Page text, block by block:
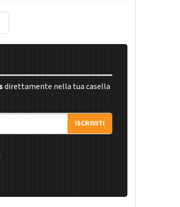
direttamente nella tua casella
ISCRIVITI